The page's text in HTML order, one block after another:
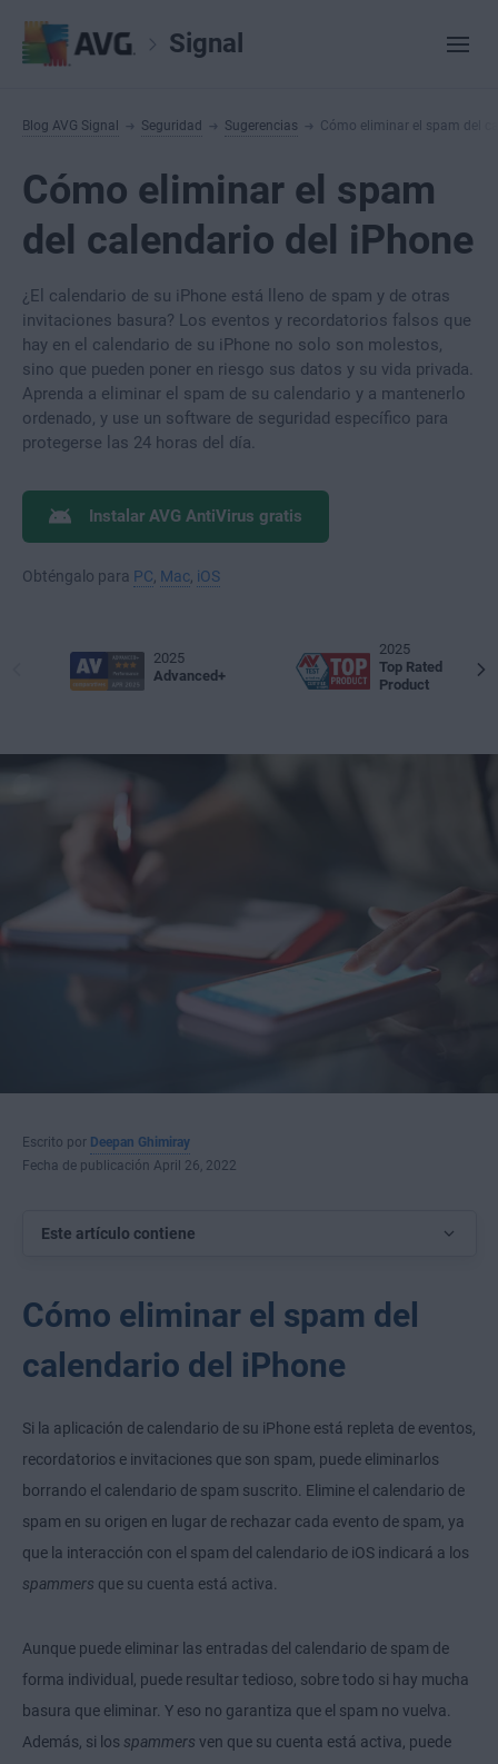
Signal
Blog AVG Signal Seguridad Sugerencias Cómo eliminar el spam del
Cómo eliminar el spam
del calendario del iPhone
¿El calendario de su iPhone está lleno de spam y de otras
invitaciones basura? Los eventos y recordatorios falsos que
hay en el calendario de su iPhone no solo son molestos,
sino que pueden poner en riesgo sus datos y su vida privada.
Aprenda a eliminar el spam de su calendario y a mantenerlo
ordenado, y use un software de seguridad específico para
protegerse las 24 horas del día.
Instalar AVG AntiVirus gratis
Obténgalo para PC Mac iOS
2025
Advanced+
2025
Top Rated
Product
Escrito por Deepan Ghimiray
Fecha de publicación April 26, 2022
Este artículo contiene
Cómo eliminar el spam del
calendario del iPhone
Si la aplicación de calendario de su iPhone está repleta de eventos,
recordatorios e invitaciones que son spam, puede eliminarlos
borrando el calendario de spam suscrito. Elimine el calendario de
spam en su origen en lugar de rechazar cada evento de spam, ya
que la interacción con el spam del calendario de iOS indicará a los
spammers que su cuenta está activa.
Aunque puede eliminar las entradas del calendario de spam de
forma individual, puede resultar tedioso, sobre todo si hay mucha
basura que eliminar. Y eso no garantiza que el spam no vuelva.
Además, si los spammers ven que su cuenta está activa, puede